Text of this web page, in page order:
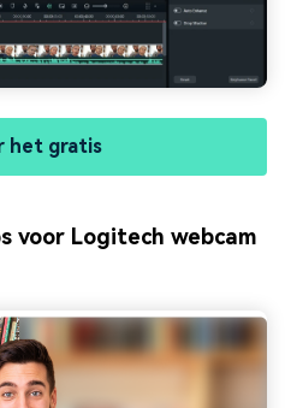
het gratis
voor Logitech webcam